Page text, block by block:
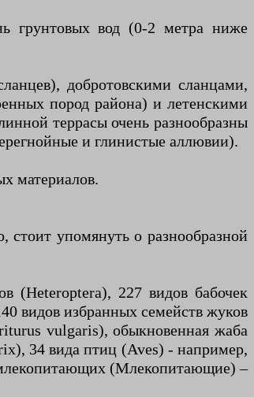
грунтовых вод (0-2 метра ниже
добротовскими сланцами,
пород района) и летенскими
террасы очень разнообразны
и глинистые аллювии).
материалов.
стоит упомянуть о разнообразной
(Heteroptera), 227 видов бабочек
видов избранных семейств жуков
vulgaris), обыкновенная жаба
34 вида птиц (Aves) - например,
млекопитающих (Млекопитающие) –